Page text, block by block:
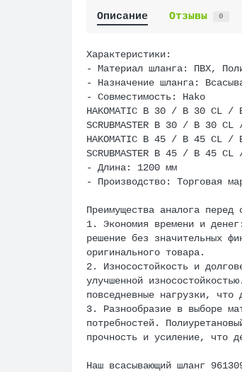
Описание Отзывы 0
Характеристики:
- Материал шланга: ПВХ,
- Назначение шланга:
- Совместимость: Hako
HAKOMATIC B 30 / B 30 CL /
SCRUBMASTER B 30 / B 30
HAKOMATIC B 45 / B 45 CL /
SCRUBMASTER B 45 / B 45
- Длина: 1200 мм
- Производство: Торговая
Преимущества аналога перед
1. Экономия времени и
решение без значительных
оригинального товара.
2. Износостойкость и
улучшенной
повседневные нагрузки, что
3. Разнообразие в выборе
потребностей.
прочность и усиление, что
Наш всасывающий шланг